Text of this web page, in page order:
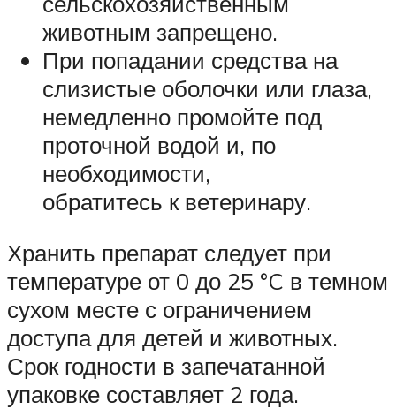
животным запрещено.
При попадании средства на
слизистые оболочки или глаза,
немедленно промойте под
проточной водой и, по
необходимости,
обратитесь к ветеринару.
Хранить препарат следует при
температуре от 0 до 25 °C в темном
сухом месте с ограничением
доступа для детей и животных.
Срок годности в запечатанной
упаковке составляет 2 года.